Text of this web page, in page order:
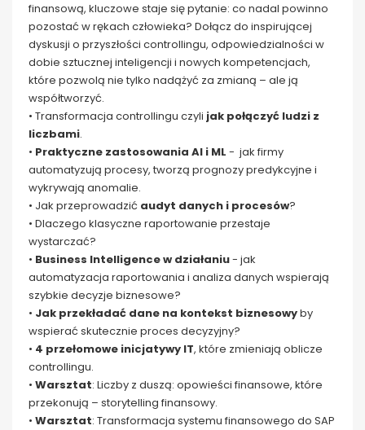
finansową, kluczowe staje się pytanie: co nadal powinno
pozostać w rękach człowieka? Dołącz do inspirującej
dyskusji o przyszłości controllingu, odpowiedzialności w
dobie sztucznej inteligencji i nowych kompetencjach,
które pozwolą nie tylko nadążyć za zmianą – ale ją
współtworzyć.
• Transformacja controllingu czyli jak połączyć ludzi z
liczbami.
• Praktyczne zastosowania AI i ML - jak firmy
automatyzują procesy, tworzą prognozy predykcyjne i
wykrywają anomalie.
• Jak przeprowadzić audyt danych i procesów?
• Dlaczego klasyczne raportowanie przestaje
wystarczać?
• Business Intelligence w działaniu- jak
automatyzacja raportowania i analiza danych wspierają
szybkie decyzje biznesowe?
• Jak przekładać dane na kontekst biznesowyby
wspierać skutecznie proces decyzyjny?
• 4 przełomowe inicjatywy IT, które zmieniają oblicze
controllingu.
• Warsztat: Liczby z duszą: opowieści finansowe, które
przekonują – storytelling finansowy.
• Warsztat: Transformacja systemu finansowego do SAP